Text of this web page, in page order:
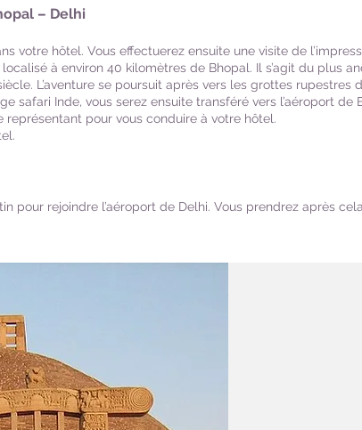
– Delhi
votre hôtel. Vous effectuerez ensuite une visite de
à environ 40 kilomètres de Bhopal. Il s’agit du plus
L’aventure se poursuit après vers les grottes
safari Inde, vous serez ensuite transféré vers l’aéroport
représentant pour vous conduire à votre hôtel.
pour rejoindre l’aéroport de Delhi. Vous prendrez après